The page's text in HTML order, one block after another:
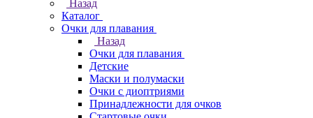
Назад
Каталог
Очки для плавания
Назад
Очки для плавания
Детские
Маски и полумаски
Очки с диоптриями
Принадлежности для очков